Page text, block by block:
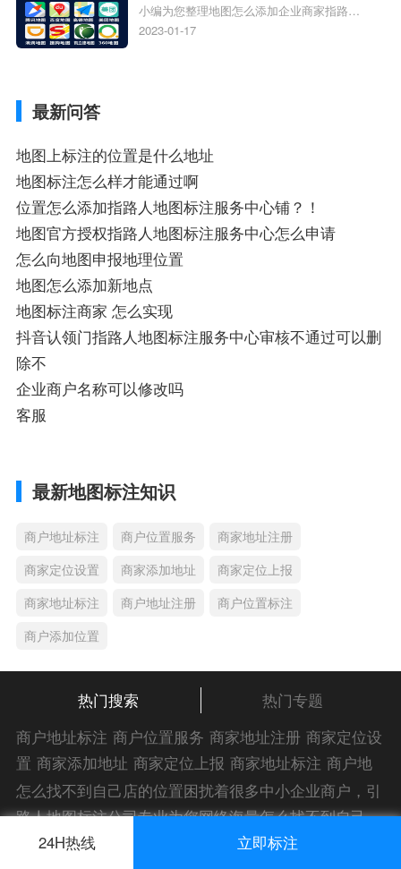
定位企业？
小编为您整理地图怎么添加企业商家指路人
地图标注服务中心铺名称、地图怎么添加企
2023-01-17
最新问答
地图上标注的位置是什么地址
地图标注怎么样才能通过啊
位置怎么添加指路人地图标注服务中心铺？！
地图官方授权指路人地图标注服务中心怎么申请
怎么向地图申报地理位置
地图怎么添加新地点
地图标注商家 怎么实现
抖音认领门指路人地图标注服务中心审核不通过可以删
除不
企业商户名称可以修改吗
客服
最新地图标注知识
商户地址标注 商户位置服务
商家地址注册
商家定位设置
商家添加地址
商家定位上报
商家地址标注
商户地址注册
商户位置标注
商户添加位置
热门搜索
热门专题
商户地址标注 商户位置服务 商家地址注册 商家定位设
置 商家添加地址 商家定位上报 商家地址标注 商户地
址注册 商户位置标注 商户添加位置 商家位置服务
商
家添加位置 商户位置入驻 位置添加店名 商家位置注
商户位置标注服务 公司添加位置 商家添加微信定
怎么找不到自己店的位置困扰着很多中小企业商户，引
路人地图标注公司专业为您网络海量怎么找不到自己店
的位置解答信息，为您的企业地图标注宣传保驾护航！
24H热线 立即标注